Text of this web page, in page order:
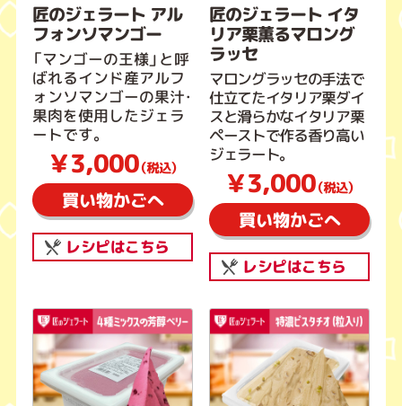
匠のジェラート アル
フォンソマンゴー
「マンゴーの王様」と呼
ばれるインド産アルフ
ォンソマンゴーの果汁・
果肉を使用したジェラ
ートです。
￥3,000（税込）
買い物かごへ
レシピはこちら
匠のジェラート イタ
リア栗薫るマロング
ラッセ
マロングラッセの手法で
仕立てたイタリア栗ダイ
スと滑らかなイタリア栗
ペーストで作る香り高い
ジェラート。
￥3,000（税込）
買い物かごへ
レシピはこちら